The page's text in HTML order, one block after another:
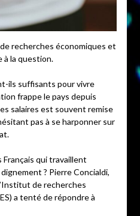
recherches économiques et
à la question.
ils suffisants pour vivre
frappe le pays depuis
salaires est souvent remise
pas à se harponner sur
Français qui travaillent
? Pierre Concialdi,
de recherches
a tenté de répondre à